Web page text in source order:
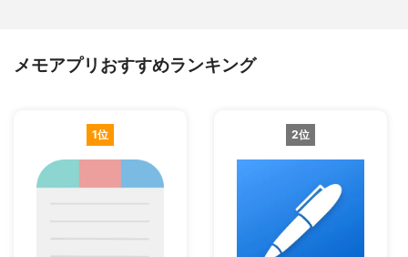
メモアプリおすすめランキング
1位 2位